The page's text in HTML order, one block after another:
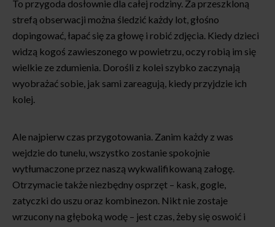
To przygoda dosłownie dla całej rodziny. Za przeszkloną
strefą obserwacji można śledzić każdy lot, głośno
dopingować, łapać się za głowę i robić zdjęcia. Kiedy dzieci
widzą kogoś zawieszonego w powietrzu, oczy robią im się
wielkie ze zdumienia. Dorośli z kolei szybko zaczynają
wyobrażać sobie, jak sami zareagują, kiedy przyjdzie ich
kolej.
Ale najpierw czas przygotowania. Zanim każdy z was
wejdzie do tunelu, wszystko zostanie spokojnie
wytłumaczone przez naszą wykwalifikowaną załogę.
Otrzymacie także niezbędny osprzęt – kask, gogle,
zatyczki do uszu oraz kombinezon. Nikt nie zostaje
wrzucony na głęboką wodę – jest czas, żeby się oswoić i